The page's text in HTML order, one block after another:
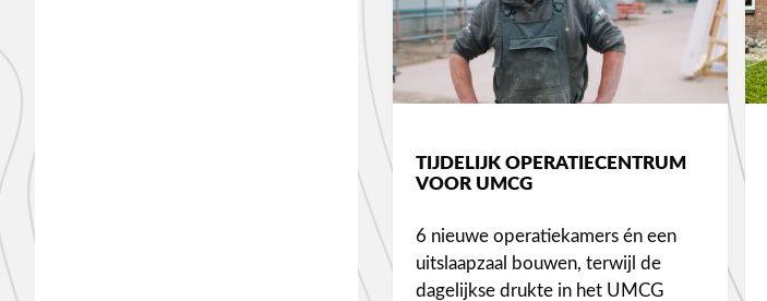
TIJDELIJK OPERATIECENTRUM
VOOR UMCG
6 nieuwe operatiekamers én een
uitslaapzaal bouwen, terwijl de
dagelijkse drukte in het UMCG